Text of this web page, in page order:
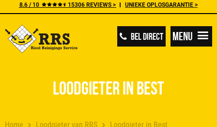
8.6 / 10 15306 REVIEWS > UNIEKE OPLOSGARANTIE >
BEL DIRECT Menu
Home Loodgieter van RRS Loodgieter in Best
Loodgieter in Best